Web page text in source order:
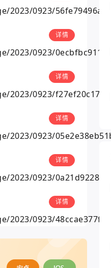
详情
详情
详情
详情
详情